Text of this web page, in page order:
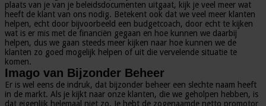
plaats van je van je beleidsdocumenten uitgaat, kijk je veel meer wat
heeft de klant van ons nodig. Betekent ook dat we veel meer klanten
helpen, echt door bijvoorbeeld een budgetcoach, door echt te kijken
wat is er mis met de financiën gegaan en hoe kunnen we daarbij
helpen, dus we gaan steeds meer kijken naar hoe kunnen we de
klanten zo goed mogelijk helpen of uit die vervelende situatie te
komen.
Imago van Bijzonder Beheer
Er is wel eens de indruk, dat bijzonder beheer een slechte naam heeft
in de markt. Als je kijkt naar onze klanten, die we geholpen hebben, is
dat eigenlijk helemaal niet zo. Je hebt de zogenaamde netto promotor